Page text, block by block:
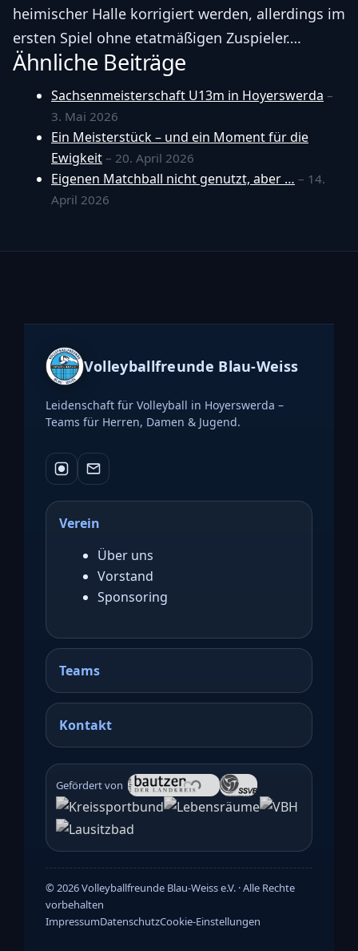
heimischer Halle korrigiert werden, allerdings im
ersten Spiel ohne etatmäßigen Zuspieler….
Ähnliche Beiträge
Sachsenmeisterschaft U13m in Hoyerswerda –
3. Mai 2026
Ein Meisterstück – und ein Moment für die
Ewigkeit – 20. April 2026
Eigenen Matchball nicht genutzt, aber … – 14.
April 2026
Volleyballfreunde Blau-Weiss
Leidenschaft für Volleyball in Hoyerswerda –
Teams für Herren, Damen & Jugend.
Verein
Über uns
Vorstand
Sponsoring
Teams
Kontakt
Gefördert von
©2026Volleyballfreunde Blau-Weiss e.V. · Alle Rechte
vorbehalten
ImpressumDatenschutzCookie-Einstellungen